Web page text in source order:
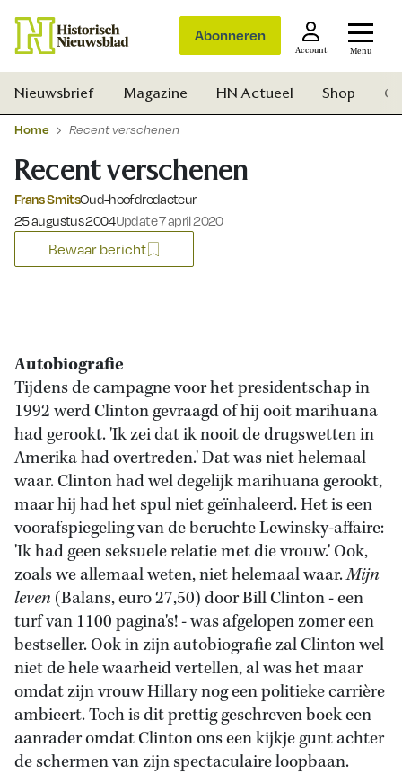
Abonneren
Account Menu
Zoek
Nieuwsbrief Magazine HN Actueel Shop
Home Recent verschenen
Recent verschenen
Frans SmitsOud-hoofdredacteur
Gepubliceerd op:
25 augustus 2004Update 7 april 2020
Bewaar bericht
Autobiografie
Tijdens de campagne voor het presidentschap in
1992 werd Clinton gevraagd of hij ooit marihuana
had gerookt. 'Ik zei dat ik nooit de drugswetten in
Amerika had overtreden.' Dat was niet helemaal
waar. Clinton had wel degelijk marihuana gerookt,
maar hij had het spul niet geïnhaleerd. Het is een
voorafspiegeling van de beruchte Lewinsky-affaire:
'Ik had geen seksuele relatie met die vrouw.' Ook,
zoals we allemaal weten, niet helemaal waar.Mijn
leven (Balans, euro 27,50) door Bill Clinton - een
turf van 1100 pagina's! - was afgelopen zomer een
bestseller. Ook in zijn autobiografie zal Clinton wel
niet de hele waarheid vertellen, al was het maar
omdat zijn vrouw Hillary nog een politieke carrière
ambieert. Toch is dit prettig geschreven boek een
aanrader omdat Clinton ons een kijkje gunt achter
de schermen van zijn spectaculaire loopbaan.